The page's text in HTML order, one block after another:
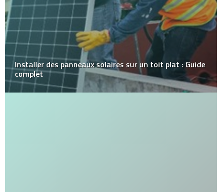
Installer des panneaux solaires sur un toit plat : Guide
complet